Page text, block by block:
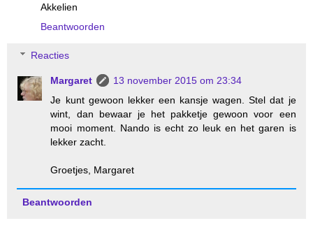
Akkelien
Beantwoorden
Reacties
Margaret
13 november 2015 om 23:34
Je kunt gewoon lekker een kansje wagen. Stel dat je
wint, dan bewaar je het pakketje gewoon voor een
mooi moment. Nando is echt zo leuk en het garen is
lekker zacht.
Groetjes, Margaret
Beantwoorden